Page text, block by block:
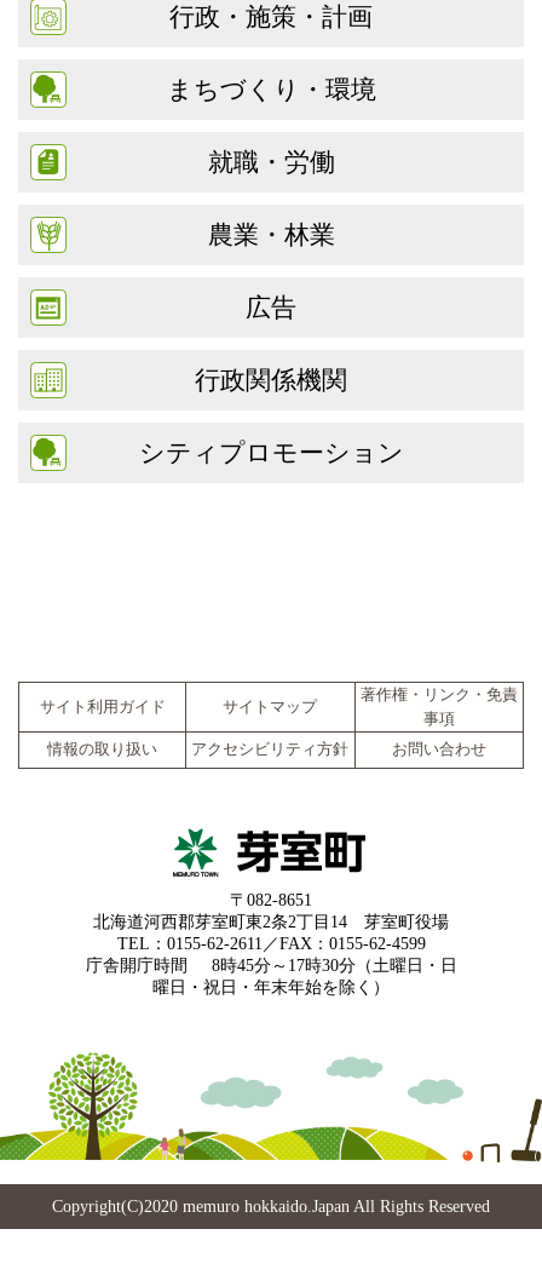
行政・施策・計画
まちづくり・環境
就職・労働
農業・林業
広告
行政関係機関
シティプロモーション
サイト利用ガイド サイトマップ
著作権・リンク・免責
事項
情報の取り扱い
アクセシビリティ方針 お問い合わせ
〒082-8651
北海道河西郡芽室町東2条2丁目14 芽室町役場
TEL：0155-62-2611／FAX：0155-62-4599
庁舎開庁時間
8時45分～17時30分（土曜日・日
曜日・祝日・年末年始を除く）
Copyright(C)2020 memuro hokkaido.Japan All Rights Reserved